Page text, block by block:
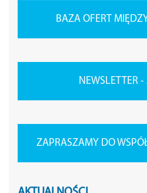
BAZA OFERT
NEWSLETTER
ZAPRASZAMY DO